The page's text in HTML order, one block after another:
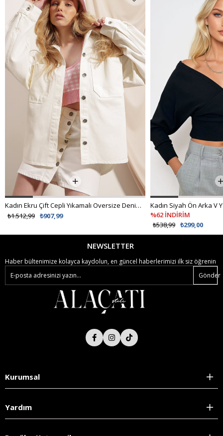
Kadın Ekru Çift Cepli Yıkamalı Oversize Denim Ceket ALC-X8152
₺907,99
₺1.512,99
%62 İNDİRİM
₺299,00
₺538,99
NEWSLETTER
Haber bültenimize kolayca kaydolun, en güncel haberlerimizi ilk siz öğrenin
Gönder
Kurumsal
Yardım